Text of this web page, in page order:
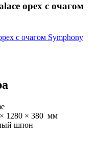
орех с очагом
1280 × 380 мм
шпон